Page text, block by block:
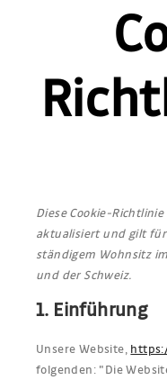
Diese Cookie-
aktualisiert und gilt
ständigem Wohnsitz
und der Schweiz.
1. Einführung
Unsere Website,
folgenden: "Die